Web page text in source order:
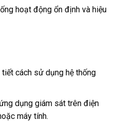
hoạt động ổn định và hiệu
tiết cách sử dụng hệ thống
dụng giám sát trên điện
máy tính.